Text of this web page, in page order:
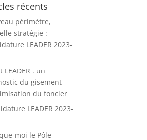
récents
périmètre,
stratégie :
LEADER 2023-
LEADER : un
du gisement
du foncier
LEADER 2023-
moi le Pôle